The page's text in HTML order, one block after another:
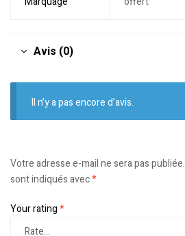
Avis (0)
Il n’y a pas encore d’avis.
Votre adresse e-mail ne sera pas publiée.
sont indiqués avec*
Your rating*